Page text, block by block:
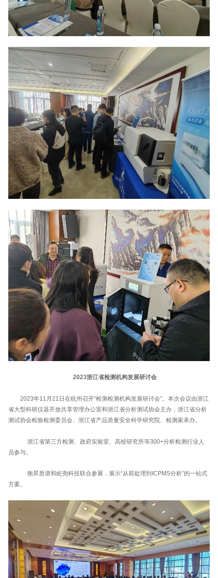
2023浙江省检测机构发展研讨会
2023年11月21日在杭州召开“检测检测机构发展研讨会”。本次会议由浙江
省大型科研仪器开放共享管理办公室和浙江省分析测试协会主办，浙江省分析
测试协会检验检测委员会、浙江省产品质量安全科学研究院、检测家承办。
浙江省第三方检测、政府实验室、高校研究所等300+分析检测行业人
员参与。
衡昇质谱和屹尧科技联合参展，展示“从前处理到ICPMS分析”的一站式
方案。